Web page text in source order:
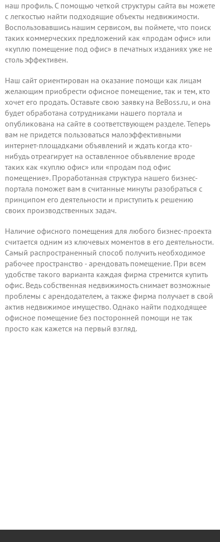
наш профиль. С помощью четкой структуры сайта вы можете
с легкостью найти подходящие объекты недвижимости.
Воспользовавшись нашим сервисом, вы поймете, что поиск
таких коммерческих предложений как «продам офис» или
«куплю помещение под офис» в печатных изданиях уже не
столь эффективен.
Наш сайт ориентирован на оказание помощи как лицам
желающим приобрести офисное помещение, так и тем, кто
хочет его продать. Оставьте свою заявкуна BeBoss.ru, и она
будет обработана сотрудниками нашего портала и
опубликована на сайте в соответствующем разделе. Теперь
вам не придется пользоваться малоэффективными
интернет-площадками объявлений и ждать когда кто-
нибудь отреагирует на оставленное объявление вроде
таких как «куплю офис» или «продам под офис
помещение». Проработанная структура нашего бизнес-
портала поможет вам в считанные минуты разобраться с
принципом его деятельности и приступить к решению
своих производственных задач.
Наличие офисного помещения для любого бизнес-проекта
считается одним из ключевых моментов в его деятельности.
Самый распространенный способ получить необходимое
рабочее пространство - арендовать помещение. При всем
удобстве такого варианта каждая фирма стремится купить
офис. Ведь собственная недвижимость снимает возможные
проблемы с арендодателем, а также фирма получает в свой
актив недвижимое имущество. Однако найти подходящее
офисное помещение без посторонней помощи не так
просто как кажется на первый взгляд.